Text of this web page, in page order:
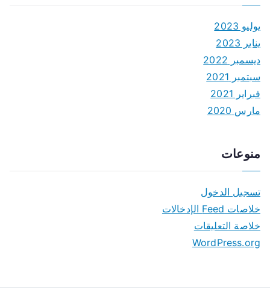
يوليو 2023
يناير 2023
ديسمبر 2022
سبتمبر 2021
فبراير 2021
مارس 2020
منوعات
تسجيل الدخول
خلاصات Feed الإدخالات
خلاصة التعليقات
WordPress.org